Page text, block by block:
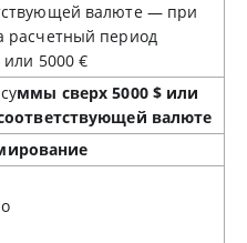
валюте — при
расчетный период
или 5000 €
ммы сверх 5000 $ или
валюте